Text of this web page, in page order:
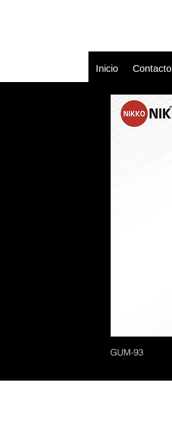
Inicio Contacto
GUM-93